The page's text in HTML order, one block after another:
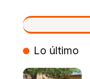
VIVO
Lo último